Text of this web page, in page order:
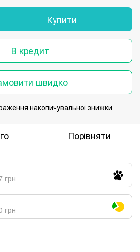
Купити
В кредит
швидко
накопичувальної знижки
Порівняти
грн
грн